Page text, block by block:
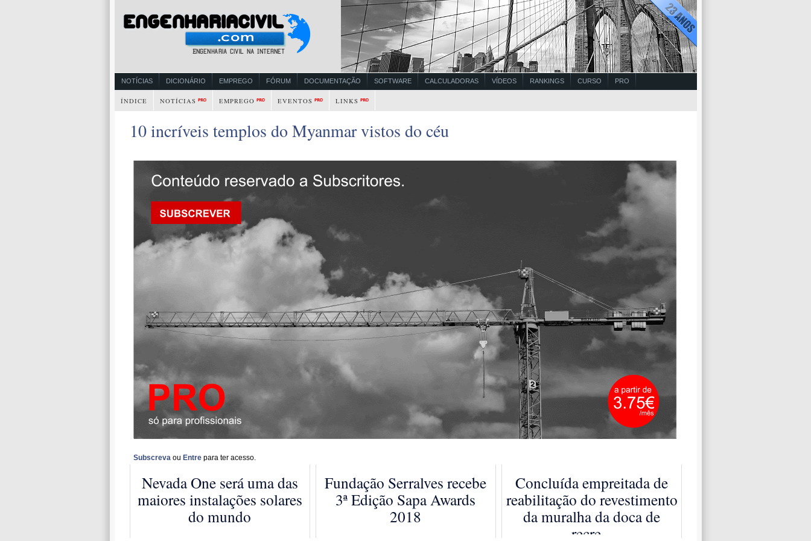
NOTÍCIAS DICIONÁRIO EMPREGO FÓRUM DOCUMENTAÇÃO SOFTWARE CALCULADORAS VÍDEOS RANKINGS CURSO PRO
ÍNDICE NOTÍCIAS EMPREGO EVENTOS LINKS
10 incríveis templos do Myanmar vistos do céu
Subscreva ou Entrepara ter acesso.
Nevada One será uma das
maiores instalações solares
do mundo
Fundação Serralves recebe
3ª Edição Sapa Awards
2018
Concluída empreitada de
reabilitação do revestimento
da muralha da doca de
recre...